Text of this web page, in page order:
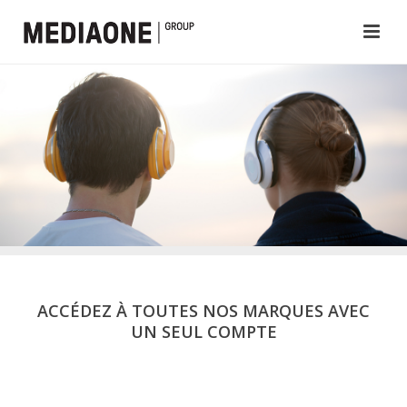
ACCÉDEZ À TOUTES NOS MARQUES AVEC
UN SEUL COMPTE